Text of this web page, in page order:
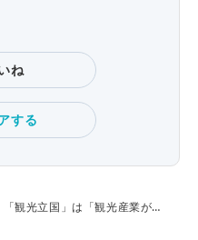
ね
する
「観光立国」は「観光産業が盛んな国」？